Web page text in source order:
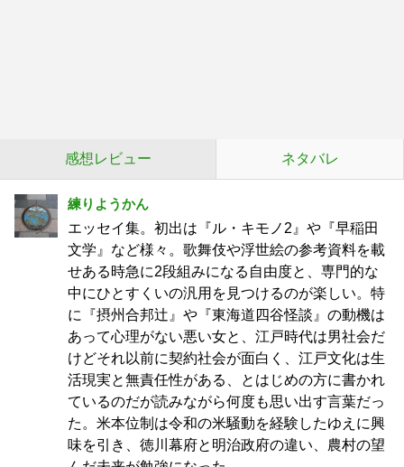
感想レビュー ネタバレ
練りようかん
エッセイ集。初出は『ル・キモノ2』や『早稲田
文学』など様々。歌舞伎や浮世絵の参考資料を載
せある時急に2段組みになる自由度と、専門的な
中にひとすくいの汎用を見つけるのが楽しい。特
に『摂州合邦辻』や『東海道四谷怪談』の動機は
あって心理がない悪い女と、江戸時代は男社会だ
けどそれ以前に契約社会が面白く、江戸文化は生
活現実と無責任性がある、とはじめの方に書かれ
ているのだが読みながら何度も思い出す言葉だっ
た。米本位制は令和の米騒動を経験したゆえに興
味を引き、徳川幕府と明治政府の違い、農村の望